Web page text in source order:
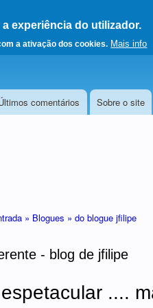
experiência do utilizador.
a ativação dos cookies. Mais info
página principal
comentários Sobre o site
» Blogues » do blogue jfilipe
- blog de jfilipe
....